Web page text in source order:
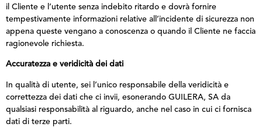
il Cliente e l’utente senza indebito ritardo e dovrà fornire
tempestivamente informazioni relative all’incidente di sicurezza non
appena queste vengano a conoscenza o quando il Cliente ne faccia
ragionevole richiesta.
Accuratezza e veridicità dei dati
In qualità di utente, sei l’unico responsabile della veridicità e
correttezza dei dati che ci invii, esonerando GUILERA, SA da
qualsiasi responsabilità al riguardo, anche nel caso in cui ci fornisca
dati di terze parti.